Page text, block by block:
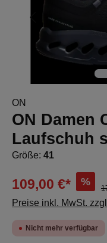
ON
ON Damen
Laufschuh
Größe: 41
109,00 €* %
Preise inkl. MwSt.
Nicht mehr verfügbar